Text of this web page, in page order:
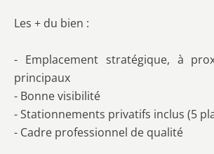
Les + du bien :
- Emplacement stratégique, à
principaux
- Bonne visibilité
- Stationnements privatifs inclus (5
- Cadre professionnel de qualité